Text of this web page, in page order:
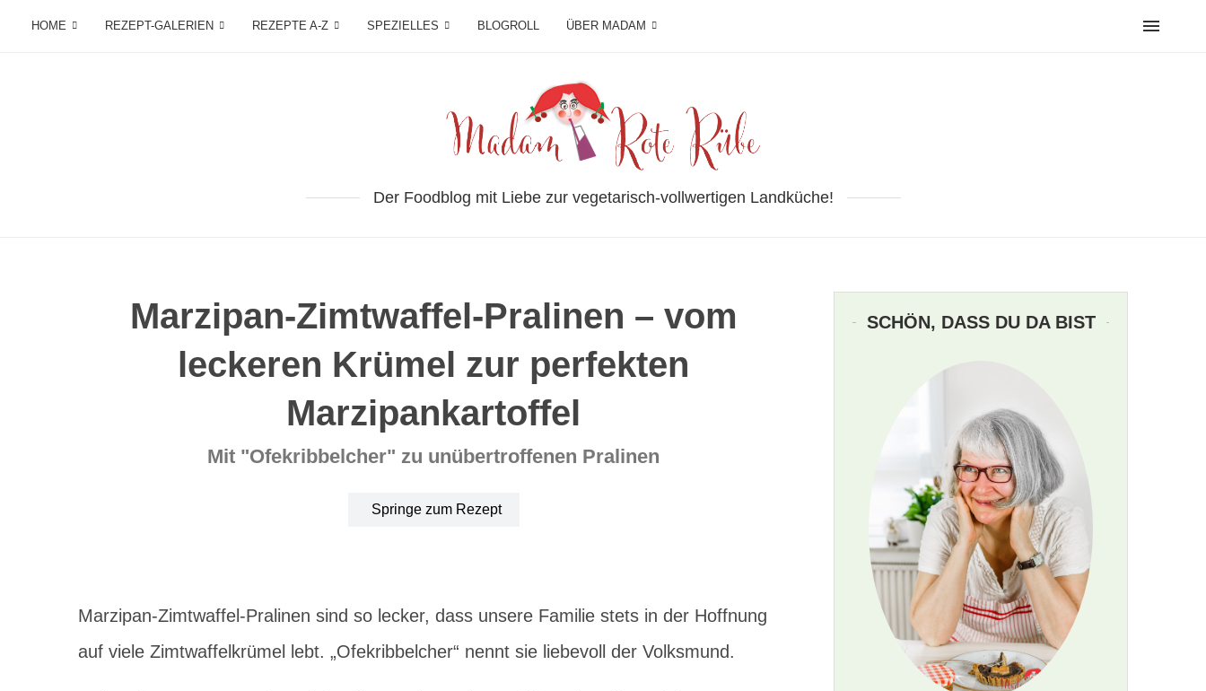
HOME REZEPT-GALERIEN REZEPTE A-Z SPEZIELLES BLOGROLL ÜBER MADAM
Der Foodblog mit Liebe zur vegetarisch-vollwertigen Landküche!
Marzipan-Zimtwaffel-Pralinen – vom
leckeren Krümel zur perfekten
Marzipankartoffel
Mit "Ofekribbelcher" zu unübertroffenen Pralinen
Springe zum Rezept
Marzipan-Zimtwaffel-Pralinen sind so lecker, dass unsere Familie stets in der Hoffnung
auf viele Zimtwaffelkrümel lebt. „Ofekribbelcher“ nennt sie liebevoll der Volksmund.
SCHÖN, DASS DU DA BIST